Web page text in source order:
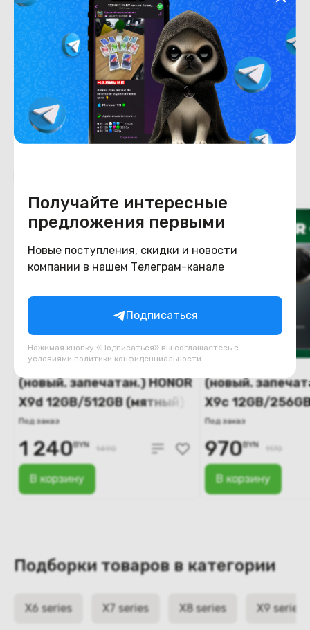
Получайте интересные
предложения первыми
Новые поступления, скидки и новости
компании в нашем Телеграм-канале
Подписаться
Нажимая кнопку «Подписаться» вы соглашаетесь с
условиями политики конфиденциальности
Емкость накопителя 512
Конструкция
Цвет Бежевый
(новый. запечатан.) HONOR
X9d 12GB/512GB (мятный)
Под заказ
В корзину
1 240BYN 1490
(новый.
X9c 12GB/
Под заказ
В корзину
970BYN 1170
Подборки товаров в категории
X6 series X7 series X8 series X9 series